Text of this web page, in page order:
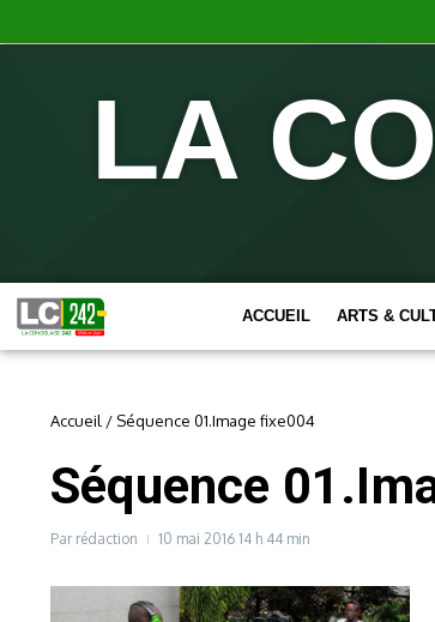
LA
ACCUEIL ARTS &
Accueil / Séquence 01.Image fixe004
Séquence
Par rédaction 10 mai 2016 14 h 44 min